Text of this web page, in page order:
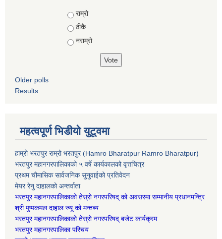
Choices
राम्रो
ठीकै
नराम्रो
Older polls
Results
महत्वपूर्ण भिडीयो युटूवमा
हाम्रो भरतपुर राम्रो भरतपुर (Hamro Bharatpur Ramro Bharatpur)
भरतपुर महानगरपालिकाको ५ वर्षे कार्यकालको वृत्तचित्र
प्रथम चौमासिक सार्वजनिक सुनुवाईको प्रतिवेदन
मेयर रेनु दाहालको अन्तर्वाता
भरतपुर महानगरपालिकाको तेस्रो नगरपरिषद् को अवसरमा सम्मानीय प्रधानमन्त्रि
श्री पुष्पकमल दाहाल ज्यू को मन्तब्य
भरतपुर महानगरपालिकाको तेस्रो नगरपरिषद् बजेट कार्यक्रम
भरतपुर महानगरपालिका परिचय